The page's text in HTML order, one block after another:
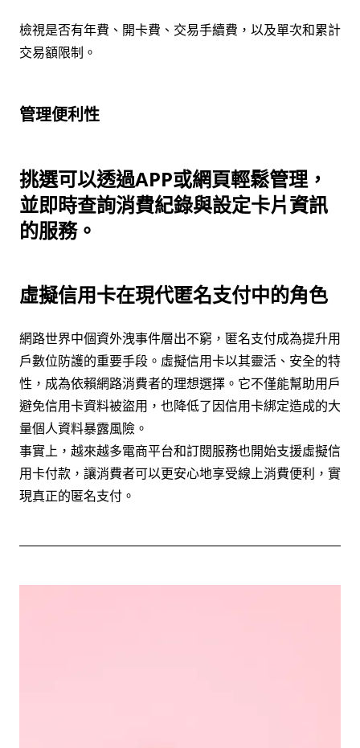
檢視是否有年費、開卡費、交易手續費，以及單次和累計
交易額限制。
管理便利性
挑選可以透過APP或網頁輕鬆管理，
並即時查詢消費紀錄與設定卡片資訊
的服務。
虛擬信用卡在現代匿名支付中的角色
網路世界中個資外洩事件層出不窮，匿名支付成為提升用
戶數位防護的重要手段。虛擬信用卡以其靈活、安全的特
性，成為依賴網路消費者的理想選擇。它不僅能幫助用戶
避免信用卡資料被盜用，也降低了因信用卡綁定造成的大
量個人資料暴露風險。
事實上，越來越多電商平台和訂閱服務也開始支援虛擬信
用卡付款，讓消費者可以更安心地享受線上消費便利，實
現真正的匿名支付。